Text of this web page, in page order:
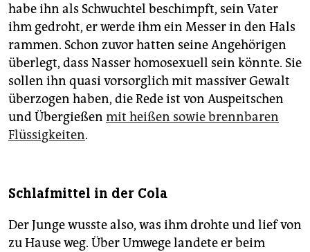
habe ihn als Schwuchtel beschimpft, sein Vater
ihm gedroht, er werde ihm ein Messer in den Hals
rammen. Schon zuvor hatten seine Angehörigen
überlegt, dass Nasser homosexuell sein könnte. Sie
sollen ihn quasi vorsorglich mit massiver Gewalt
überzogen haben, die Rede ist von Auspeitschen
und Übergießen mit heißen sowie brennbaren
Flüssigkeiten.
Schlafmittel in der Cola
Der Junge wusste also, was ihm drohte und lief von
zu Hause weg. Über Umwege landete er beim